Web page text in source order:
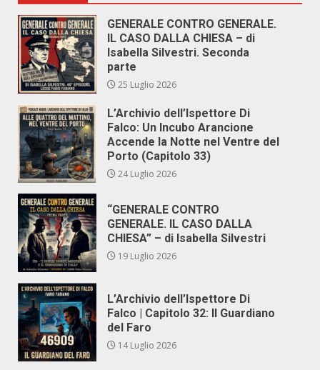
GENERALE CONTRO GENERALE.
IL CASO DALLA CHIESA – di
Isabella Silvestri. Seconda
parte
25 Luglio 2026
L’Archivio dell’Ispettore Di
Falco: Un Incubo Arancione
Accende la Notte nel Ventre del
Porto (Capitolo 33)
24 Luglio 2026
“GENERALE CONTRO
GENERALE. IL CASO DALLA
CHIESA” – di Isabella Silvestri
19 Luglio 2026
L’Archivio dell’Ispettore Di
Falco | Capitolo 32: Il Guardiano
del Faro
14 Luglio 2026